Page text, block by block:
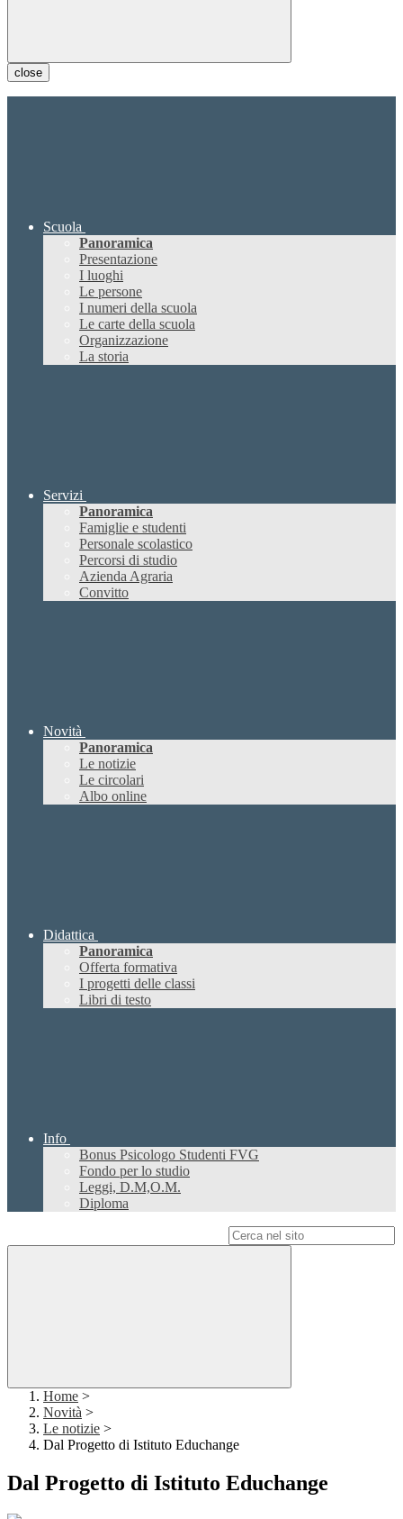
close
Scuola
Panoramica
Presentazione
I luoghi
Le persone
I numeri della scuola
Le carte della scuola
Organizzazione
La storia
Servizi
Panoramica
Famiglie e studenti
Personale scolastico
Percorsi di studio
Azienda Agraria
Convitto
Novità
Panoramica
Le notizie
Le circolari
Albo online
Didattica
Panoramica
Offerta formativa
I progetti delle classi
Libri di testo
Info
Bonus Psicologo Studenti FVG
Fondo per lo studio
Leggi, D.M,O.M.
Diploma
Home >
Novità >
Le notizie >
Dal Progetto di Istituto Educhange
Dal Progetto di Istituto Educhange